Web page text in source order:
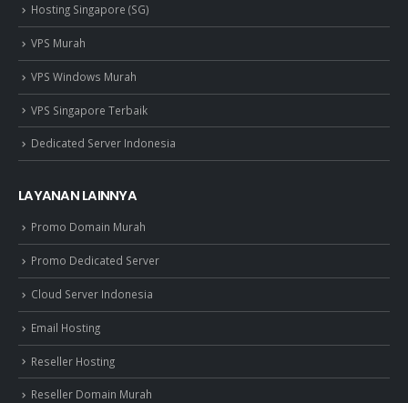
Hosting Singapore (SG)
VPS Murah
VPS Windows Murah
VPS Singapore Terbaik
Dedicated Server Indonesia
LAYANAN LAINNYA
Promo Domain Murah
Promo Dedicated Server
Cloud Server Indonesia
Email Hosting
Reseller Hosting
Reseller Domain Murah